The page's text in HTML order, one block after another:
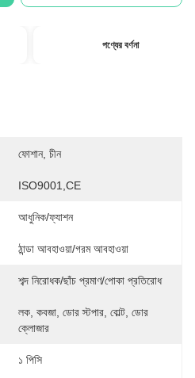
পণ্যের বর্ণনা
ফোশান, চীন
ISO9001,CE
আধুনিক/ফ্যাশন
ঠান্ডা আবহাওয়া/গরম আবহাওয়া
শব্দ নিরোধক/ছাঁচ প্রমাণ/পোকা প্রতিরোধ
লক, কবজা, ডোর স্টপার, বোল্ট, ডোর
ক্লোজার
১ পিসি